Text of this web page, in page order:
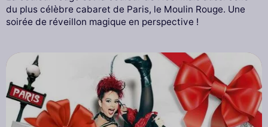
du plus célèbre cabaret de Paris, le Moulin Rouge. Une
soirée de réveillon magique en perspective !